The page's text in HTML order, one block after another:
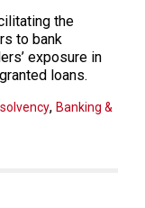
the
to bank
exposure in
loans.
, Banking &